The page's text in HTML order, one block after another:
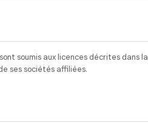
soumis aux licences décrites dans la
ses sociétés affiliées.